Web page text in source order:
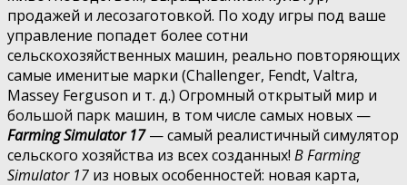
продажей и лесозаготовкой. По ходу игры под ваше
управление попадет более сотни
сельскохозяйственных машин, реально повторяющих
самые именитые марки (Challenger, Fendt, Valtra,
Massey Ferguson и т. д.) Огромный открытый мир и
большой парк машин, в том числе самых новых —
Farming Simulator 17 — самый реалистичный симулятор
сельского хозяйства из всех созданных! В Farming
Simulator 17 из новых особенностей: новая карта,